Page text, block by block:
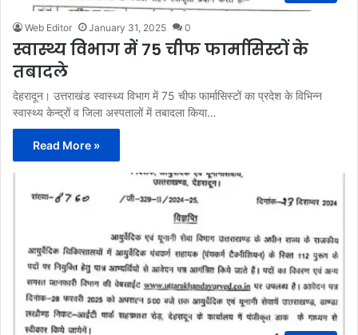
Web Editor January 31, 2025 0
स्वास्थ्य विभाग में 75 चीफ फार्मासिस्टों के
तबादले
देहरादून। उत्तराखंड स्वास्थ्य विभाग में 75 चीफ फार्मासिस्टों का प्रदेश के विभिन्न
स्वास्थ्य केन्द्रों व जिला अस्पतालों में तबादला किया…
Read More »